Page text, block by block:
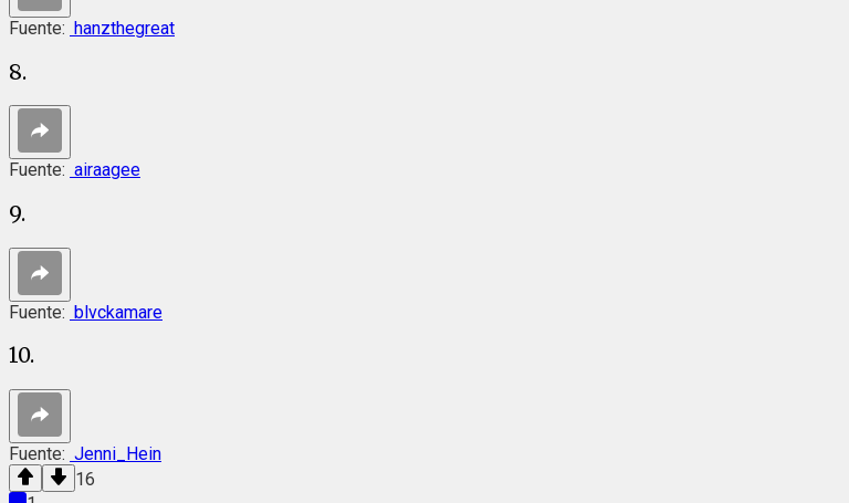
Fuente: hanzthegreat
8.
Fuente: airaagee
9.
Fuente: blvckamare
10.
Fuente: Jenni_Hein
16